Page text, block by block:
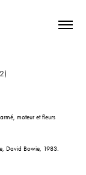
moteur et fleurs
David Bowie, 1983.